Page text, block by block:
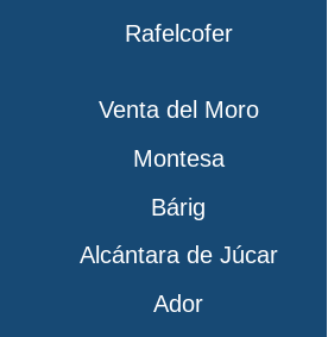
Rafelcofer
Venta del Moro
Montesa
Bárig
Alcántara de Júcar
Ador